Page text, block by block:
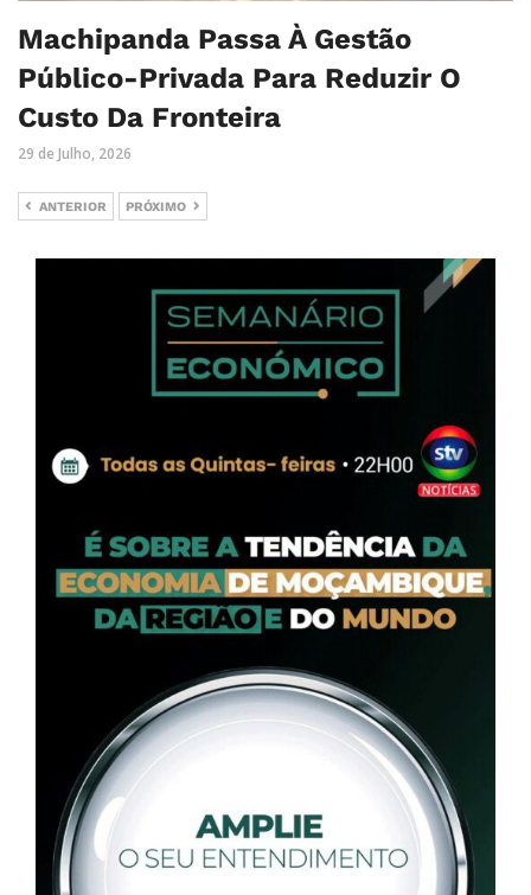
Machipanda Passa À Gestão
Público-Privada Para Reduzir O
Custo Da Fronteira
29 de Julho, 2026
ANTERIOR PRÓXIMO